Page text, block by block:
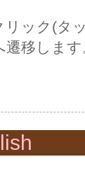
ック(タ
移します